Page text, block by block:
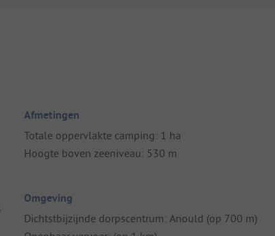
Afmetingen
Totale oppervlakte camping: 1 ha
Hoogte boven zeeniveau: 530 m
Omgeving
Dichtstbijzijnde dorpscentrum: Anould (op 700 m)